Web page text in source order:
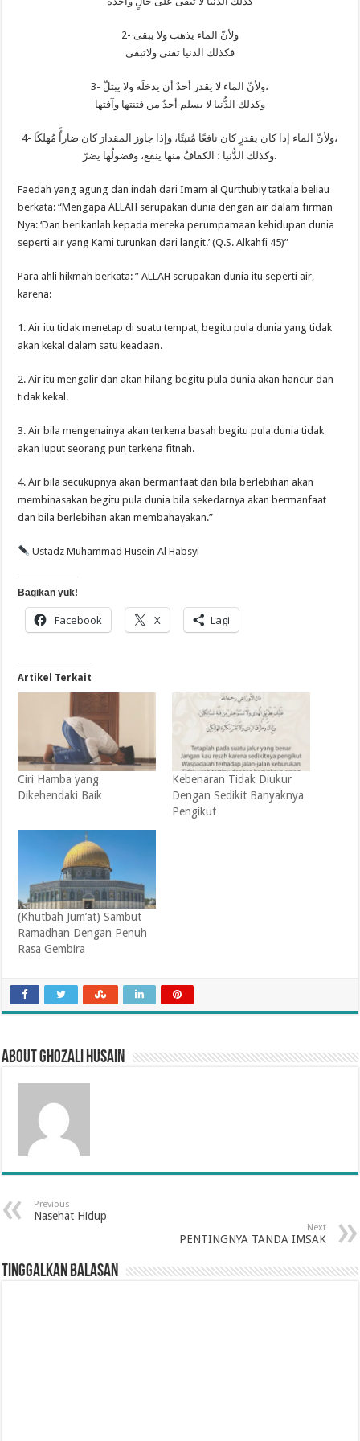
2- وﻷنّ الماء يذهب وﻻ يبقى
فكذلك الدنيا تفنى ولاتبقى
3- وﻷنّ الماء ﻻ يَقدر أحدٌ أن يدخلَه وﻻ يبتلّ،
وكذلك الدُّنيا ﻻ يسلم أحدٌ من فتنتها وآفتها
4- وﻷنّ الماء إذا كان بقدرٍ كان نافعًا مُنبتًا، وإذا جاوز المقدارَ كان ضاراًّ مُهلكًا،
وكذلك الدُّنيا ؛ الكفافُ منها ينفع، وفضولُها يضرّ.
Faedah yang agung dan indah dari Imam al Qurthubiy tatkala beliau
berkata: “Mengapa ALLAH serupakan dunia dengan air dalam firman
Nya: ‘Dan berikanlah kepada mereka perumpamaan kehidupan dunia
seperti air yang Kami turunkan dari langit.’ (Q.S. Alkahfi 45)”
Para ahli hikmah berkata: ” ALLAH serupakan dunia itu seperti air,
karena:
1. Air itu tidak menetap di suatu tempat, begitu pula dunia yang tidak
akan kekal dalam satu keadaan.
2. Air itu mengalir dan akan hilang begitu pula dunia akan hancur dan
tidak kekal.
3. Air bila mengenainya akan terkena basah begitu pula dunia tidak
akan luput seorang pun terkena fitnah.
4. Air bila secukupnya akan bermanfaat dan bila berlebihan akan
membinasakan begitu pula dunia bila sekedarnya akan bermanfaat
dan bila berlebihan akan membahayakan.”
Ustadz Muhammad Husein Al Habsyi
Bagikan yuk!
Facebook X Lagi
Artikel Terkait
Ciri Hamba yang
Dikehendaki Baik
Kebenaran Tidak Diukur
Dengan Sedikit Banyaknya
Pengikut
(Khutbah Jum’at) Sambut
Ramadhan Dengan Penuh
Rasa Gembira
About Ghozali Husain
Previous
Nasehat Hidup
Next
PENTINGNYA TANDA IMSAK
Tinggalkan Balasan